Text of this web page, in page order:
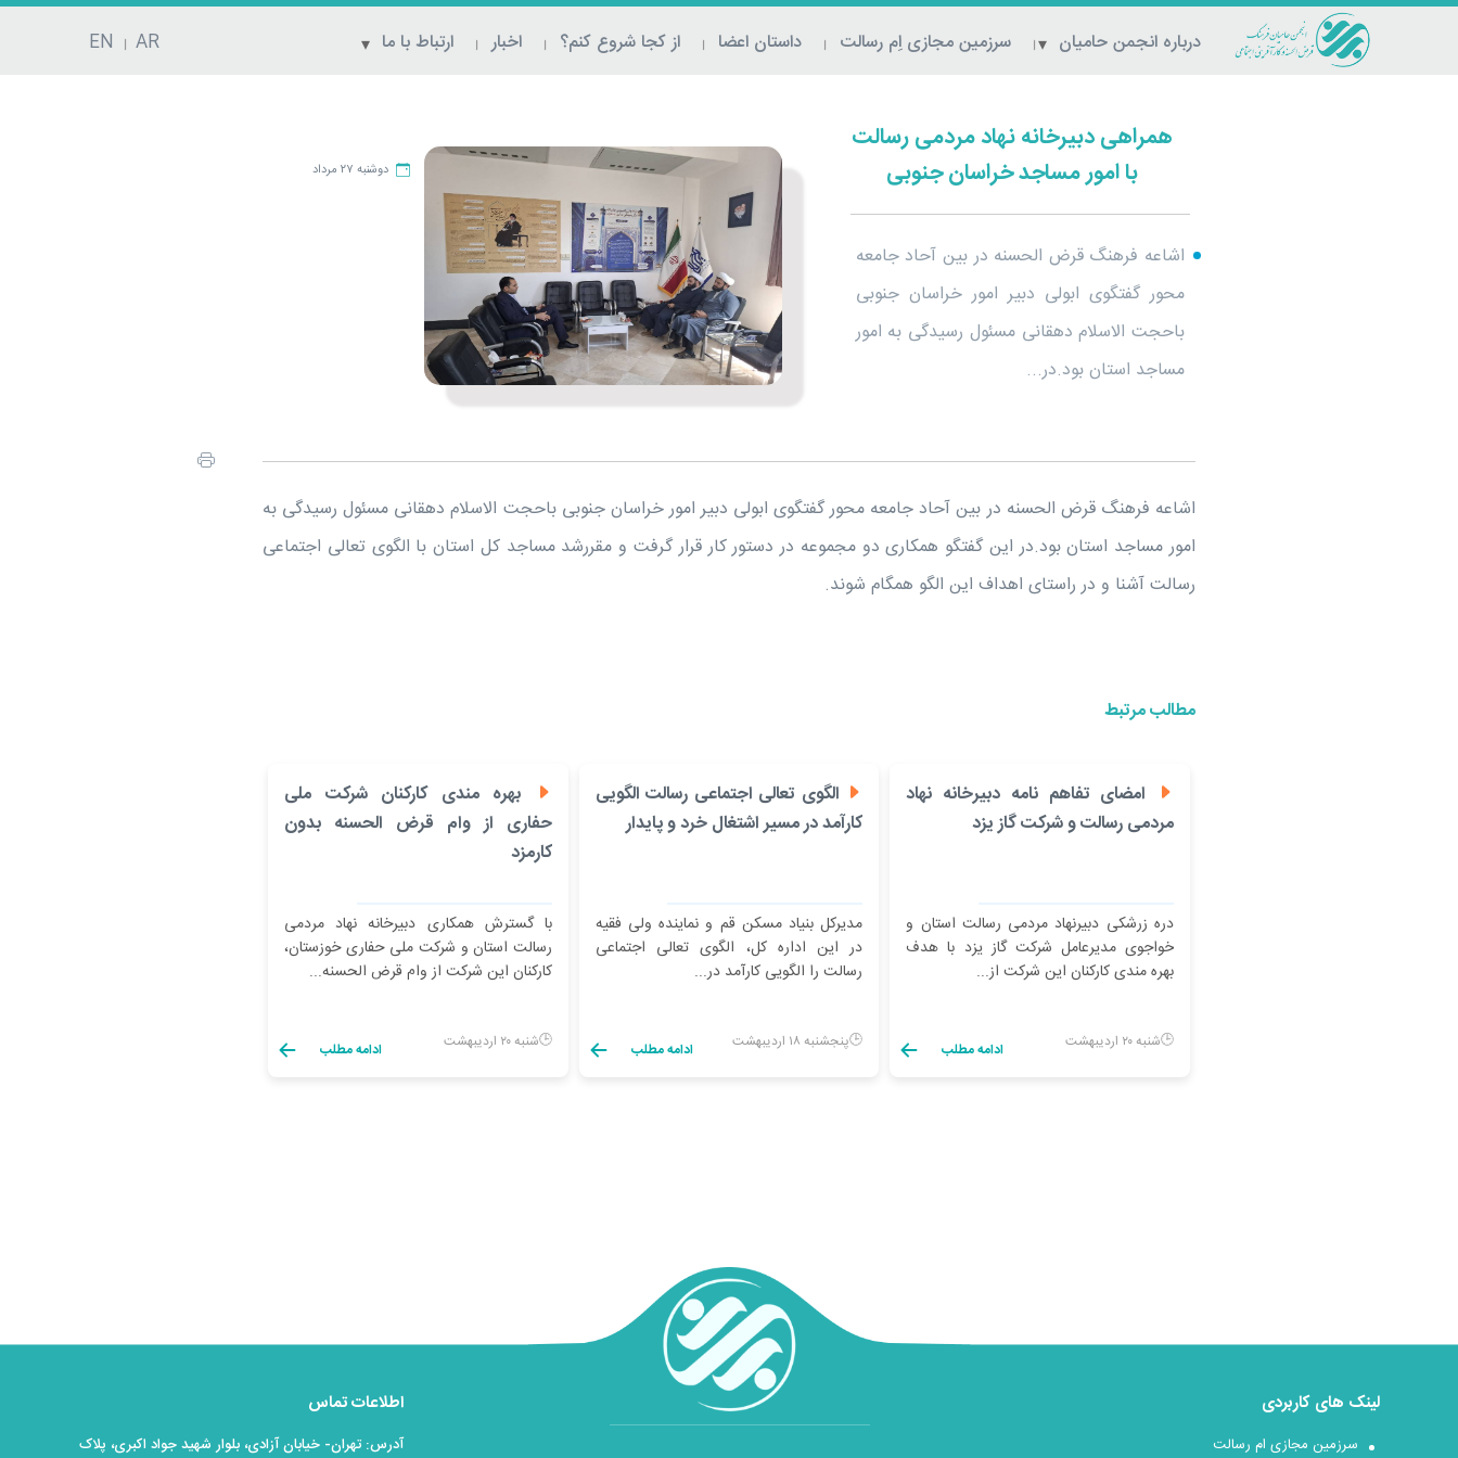
درباره انجمن حامیان سرزمین مجازی اِم‌ رسالت داستان اعضا از کجا شروع کنم؟ اخبار ارتباط با ما AR
EN
همراهی دبیرخانه نهاد مردمی رسالت
با امور مساجد خراسان جنوبی
اشاعه فرهنگ قرض الحسنه در بین آحاد جامعه
محور گفتگوی ابولی دبیر امور خراسان جنوبی
باحجت الاسلام دهقانی مسئول رسیدگی به امور
مساجد استان بود.در...
دوشنبه ۲۷ مرداد
اشاعه فرهنگ قرض الحسنه در بین آحاد جامعه محور گفتگوی ابولی دبیر امور خراسان جنوبی باحجت الاسلام دهقانی مسئول رسیدگی به
امور مساجد استان بود.در این گفتگو همکاری دو مجموعه در دستور کار قرار گرفت و مقررشد مساجد کل استان با الگوی تعالی اجتماعی
رسالت آشنا و در راستای اهداف این الگو همگام شوند.
مطالب مرتبط
امضای تفاهم نامه دبیرخانه نهاد
مردمی رسالت و شرکت گاز یزد
دره زرشکی دبیرنهاد مردمی رسالت استان و
خواجوی مدیرعامل شرکت گاز یزد با هدف
بهره مندی کارکنان این شرکت از...
شنبه ۲۰ اردیبهشت ادامه مطلب
الگوی تعالی اجتماعی رسالت الگویی
کارآمد در مسیر اشتغال خرد و پایدار
مدیرکل بنیاد مسکن قم و نماینده ولی فقیه
در این اداره کل، الگوی تعالی اجتماعی
رسالت را الگویی کارآمد در...
پنجشنبه ۱۸ اردیبهشت ادامه مطلب
بهره مندی کارکنان شرکت ملی
حفاری از وام قرض الحسنه بدون
کارمزد
با گسترش همکاری دبیرخانه نهاد مردمی
رسالت استان و شرکت ملی حفاری خوزستان،
کارکنان این شرکت از وام قرض الحسنه...
شنبه ۲۰ اردیبهشت ادامه مطلب
لینک های کاربردی
سرزمین مجازی ام رسالت
اطلاعات تماس
آدرس: تهران- خیابان آزادی، بلوار شهید جواد اکبری، پلاک